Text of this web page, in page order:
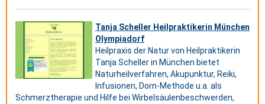
Tanja Scheller Heilpraktikerin München
Olympiadorf
Heilpraxis der Natur von Heilpraktikerin
Tanja Scheller in München bietet
Naturheilverfahren, Akupunktur, Reiki,
Infusionen, Dorn-Methode u.a. als
Schmerztherapie und Hilfe bei Wirbelsäulenbeschwerden,